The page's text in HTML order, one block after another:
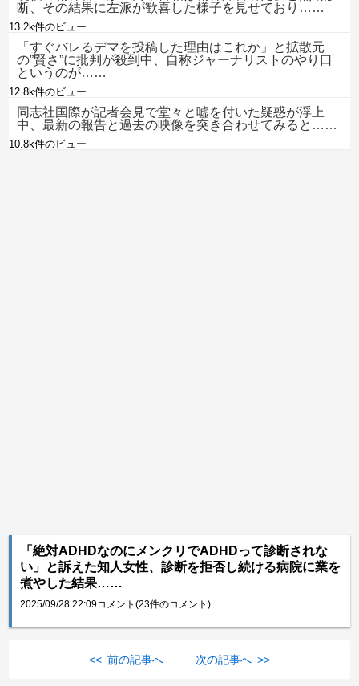
断、その結果に左派が歓喜した様子を見せており……
13.2k件のビュー
「すぐバレるデマを投稿した理由はこれか」と拡散元
の”賢さ”に批判が殺到中、自称ジャーナリストのやり口
というのが……
12.8k件のビュー
同志社国際が記者会見で堂々と嘘を付いた疑惑が浮上
中、最新の報告と過去の映像を突き合わせてみると……
10.8k件のビュー
「絶対ADHDなのにメンクリでADHDって診断されな
い」と訴えた知人女性、診断を拒否し続ける病院に業を
煮やした結果……
2025/09/28 22:09コメント(23件のコメント)
<< 前の記事へ 次の記事へ >>